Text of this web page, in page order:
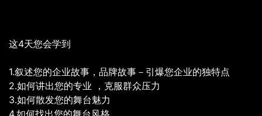
这4天您会学到
1.叙述您的企业故事，品牌故事－引爆您企业的独特点
2.如何讲出您的专业 ，克服群众压力
3.如何散发您的舞台魅力
4.如何找出您的舞台风格